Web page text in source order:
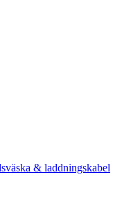
& laddningskabel